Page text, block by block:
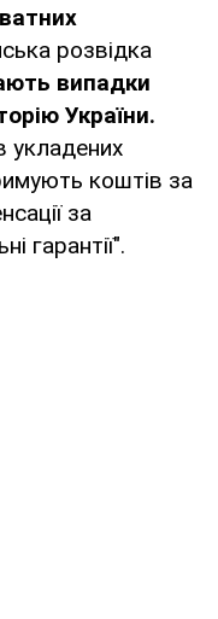
розвідка
випадки
України.
укладених
коштів за
за
гарантії".